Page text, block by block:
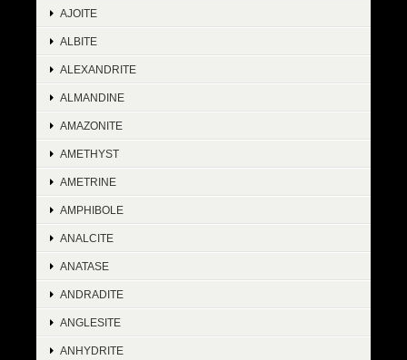
AJOITE
ALBITE
ALEXANDRITE
ALMANDINE
AMAZONITE
AMETHYST
AMETRINE
AMPHIBOLE
ANALCITE
ANATASE
ANDRADITE
ANGLESITE
ANHYDRITE